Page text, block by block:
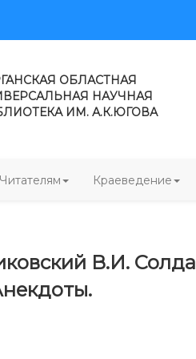
ОБЛАСТНАЯ
НАУЧНАЯ
ИМ. А.К.ЮГОВА
Читателям Краеведение
В.И.